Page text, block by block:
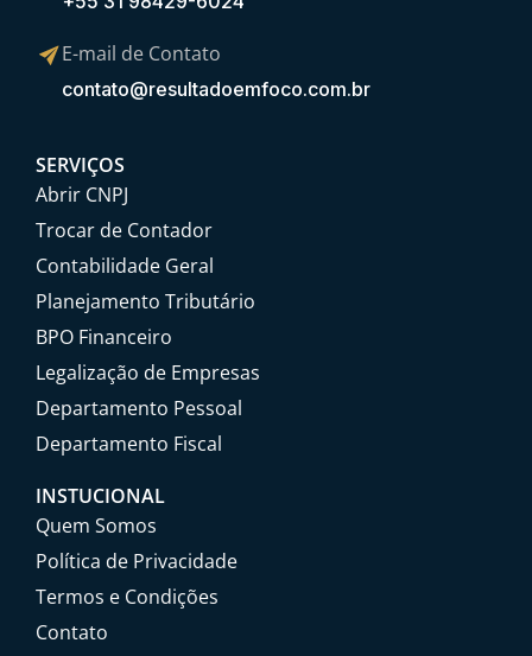
E-mail de Contato
contato@resultadoemfoco.com.br
SERVIÇOS
Abrir CNPJ
Trocar de Contador
Contabilidade Geral
Planejamento Tributário
BPO Financeiro
Legalização de Empresas
Departamento Pessoal
Departamento Fiscal
INSTUCIONAL
Quem Somos
Política de Privacidade
Termos e Condições
Contato